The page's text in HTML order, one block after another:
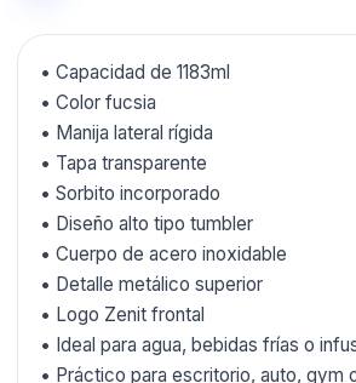
• Capacidad de 1183ml
• Color fucsia
• Manija lateral rígida
• Tapa transparente
• Sorbito incorporado
• Diseño alto tipo tumbler
• Cuerpo de acero inoxidable
• Detalle metálico superior
• Logo Zenit frontal
• Ideal para agua, bebidas frías o
• Práctico para escritorio, auto, gym